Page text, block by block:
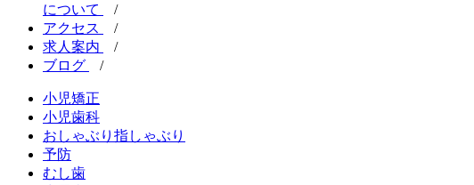
について
/
アクセス
/
求人案内
/
ブログ
/
小児矯正
小児歯科
おしゃぶり指しゃぶり
予防
むし歯